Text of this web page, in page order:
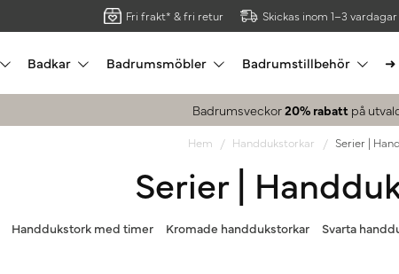
Fri frakt* & fri retur Skickas inom 1–3 vardagar
Badkar Badrumsmöbler Badrumstillbehör ➜
Badrumsveckor20% rabatt på
Hem Handdukstorkar Serier |
Serier |
Handdukstork med timer Kromade handdukstorkar Svarta